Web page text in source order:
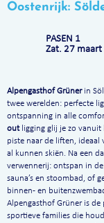
Oostenrijk:
PASEN 1
Zat. 27 maart
Alpengasthof Grüner in
twee werelden: perfecte
ontspanning in alle
out ligging glij je zo
piste naar de liften, ideaal
al kunnen skiën. Na een
verwennerij: ontspan in
sauna’s en stoombad, of
binnen- en
Alpengasthof Grüner is
sportieve families die